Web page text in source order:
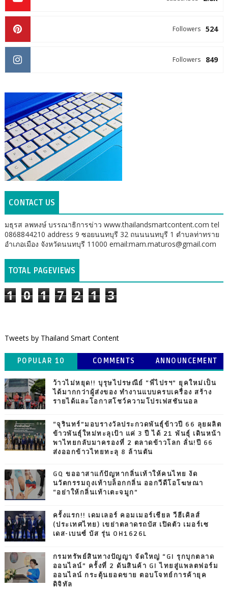
524
Followers
849
Followers
CONTACT US
มธุรส ลพหงษ์ บรรณาธิการข่าว www.thailandsmartcontent.com tel
0868844210 address 9 ซอยนนทบุรี 32 ถนนนนทบุรี 1 ตำบลท่าทราย
อำเภอเมือง จังหวัดนนทบุรี 11000 email:mam.maturos@gmail.com
TOTAL PAGEVIEWS
1 0 1 7 2 1 3
Tweets by Thailand Smart Content
POPULAR 10 COMMENTS ANNOUNCEMENT
ว้าวไม่หยุด!! บุรุษไปรษณีย์ “พี่ไปรฯ” ยุคใหม่เป็น
ได้มากกว่าผู้ส่งของ ทำงานแบบครบเครื่อง สร้าง
รายได้และโอกาสโชว์ความโปรเฟสชันนอล
“จุรินทร์”มอบรางวัลประกวดพันธุ์ข้าวปี 66 ลุยผลิต
ข้าวพันธุ์ใหม่ทะลุเป้า แค่ 3 ปี ได้ 21 พันธุ์ เดินหน้า
พาไทยกลับมาครองที่ 2 ตลาดข้าวโลก ลั่น!ปี 66
ส่งออกข้าวไทยทะลุ 8 ล้านตัน
GQ ขออาสาแก้ปัญหากลิ่นเท้าให้คนไทย งัด
นวัตกรรมถุงเท้าบล็อกกลิ่น ออกวีดีโอโฆษณา
“อย่าให้กลิ่นเท้าเตะจมูก”
ครั้งแรก!! เดมเลอร์ คอมเมอร์เชียล วีฮีเคิลส์
(ประเทศไทย) เขย่าตลาดรถบัส เปิดตัว เมอร์เซ
เดส-เบนซ์ บัส รุ่น OH1626L
กรมทรัพย์สินทางปัญญา จัดใหญ่ “GI รุกบุกตลาด
ออนไลน์” ครั้งที่ 2 ดันสินค้า GI ไทยสู่แพลตฟอร์ม
ออนไลน์ กระตุ้นยอดขาย ตอบโจทย์การค้ายุค
ดิจิทัล